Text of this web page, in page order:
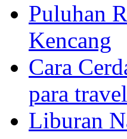
Puluhan
Kencang
Cara
para
Liburan